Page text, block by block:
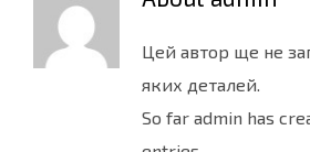
Цей автор ще не
яких деталей.
So far admin has